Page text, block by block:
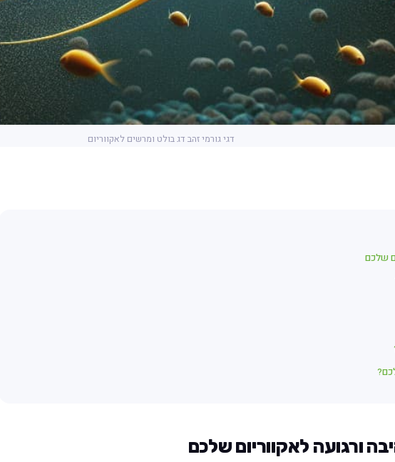
דגי גורמי זהב דג בולט ומרשים לאקווריום
שלכם
ורגועה לאקווריום שלכם